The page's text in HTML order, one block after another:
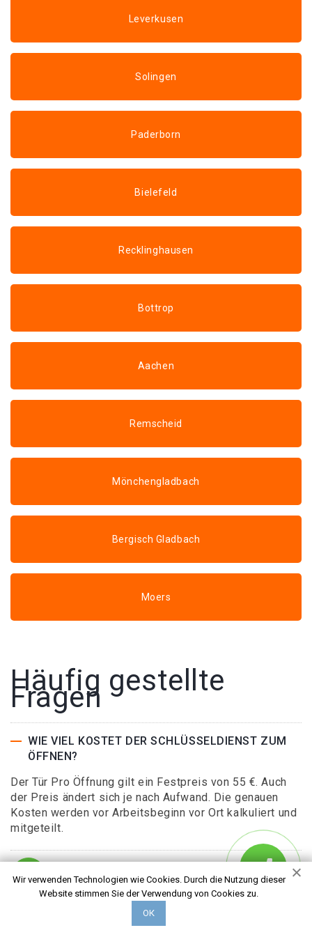
Leverkusen
Solingen
Paderborn
Bielefeld
Recklinghausen
Bottrop
Aachen
Remscheid
Mönchengladbach
Bergisch Gladbach
Moers
Häufig gestellte
Fragen
WIE VIEL KOSTET DER SCHLÜSSELDIENST ZUM
ÖFFNEN?
Der Tür Pro Öffnung gilt ein Festpreis von 55 €. Auch
der Preis ändert sich je nach Aufwand. Die genauen
Kosten werden vor Arbeitsbeginn vor Ort kalkuliert und
mitgeteilt.
WIE FUNKTIONIERT EINFACHES TÜRÖFFNEN?
FALLEN ZUSÄTZLICHE KOSTEN AN, WENN ICH
Wir verwenden Technologien wie Cookies. Durch die Nutzung dieser
Website stimmen Sie der Verwendung von Cookies zu.
ОК